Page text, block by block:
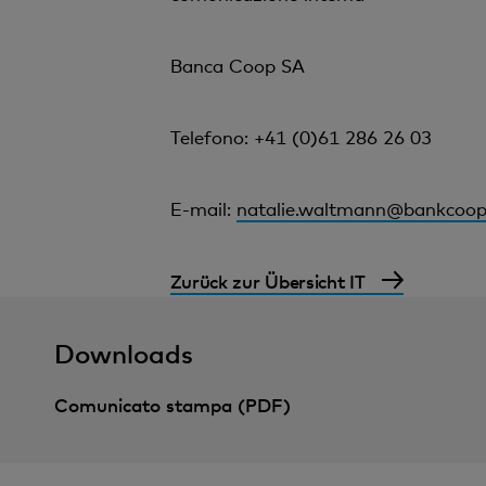
Banca Coop SA
Telefono: +41 (0)61 286 26 03
E-mail:
Zurück zur Übersicht IT
Downloads
Comunicato stampa (PDF)